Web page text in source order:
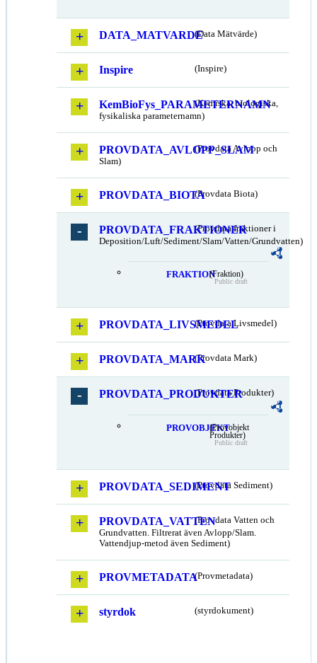
DATA_MATVARDE(Data Mätvärde)
Inspire (Inspire)
KemBioFys_PARAMETERNAMN
(Kemiska, biologiska,
fysikaliska parameternamn)
PROVDATA_AVLOPP_SLAM
(Provdata Avlopp och
Slam)
PROVDATA_BIOTA(Provdata Biota)
PROVDATA_FRAKTIONER
(Provdata fraktioner i
Deposition/Luft/Sediment/Slam/Vatten/Grundvatten)
FRAKTION(Fraktion)
Public draft
PROVDATA_LIVSMEDEL
(Provdata Livsmedel)
PROVDATA_MARK(Provdata Mark)
PROVDATA_PRODUKTER
(Provdata Produkter)
PROVOBJEKT(Provobjekt
Produkter)
Public draft
PROVDATA_SEDIMENT(Provdata Sediment)
PROVDATA_VATTEN(Provdata Vatten och
Grundvatten. Filtrerat även Avlopp/Slam.
Vattendjup-metod även Sediment)
PROVMETADATA(Provmetadata)
styrdok (styrdokument)